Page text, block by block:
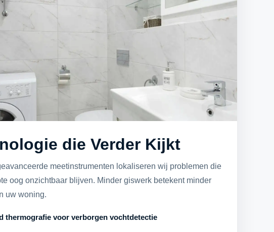
die Verder Kijkt
meetinstrumenten lokaliseren wij problemen die
oog onzichtbaar blijven. Minder giswerk betekent minder
uw woning.
thermografie voor verborgen vochtdetectie